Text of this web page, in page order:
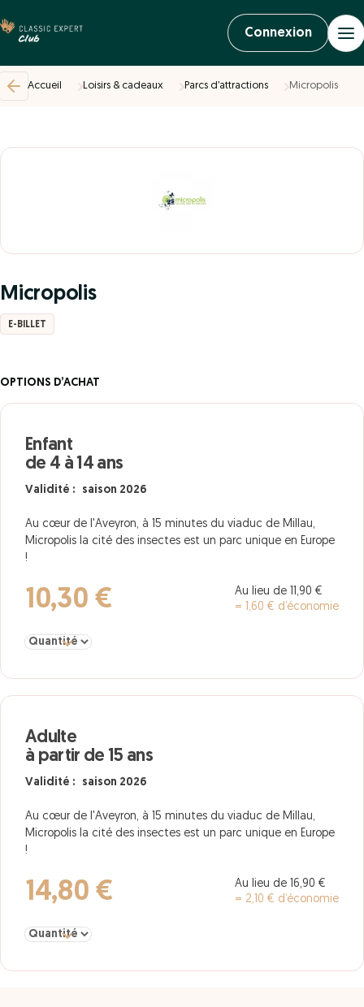
Connexion
Accueil Loisirs & cadeaux Parcs d’attractions Micropolis
Micropolis
E-BILLET
OPTIONS D’ACHAT
Enfant
de 4 à 14 ans
Validité : saison 2026
Au cœur de l'Aveyron, à 15 minutes du viaduc de Millau,
Micropolis la cité des insectes est un parc unique en Europe
!
10,30 €
Au lieu de 11,90 €
= 1,60 € d’économie
Sélectionner la quantité pour Enfant de 4 à 14 ans
Adulte
à partir de 15 ans
Validité : saison 2026
Au cœur de l'Aveyron, à 15 minutes du viaduc de Millau,
Micropolis la cité des insectes est un parc unique en Europe
!
14,80 €
Au lieu de 16,90 €
= 2,10 € d’économie
Sélectionner la quantité pour Adulte à partir de 15 ans